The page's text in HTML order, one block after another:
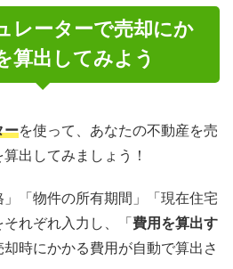
レーターで売却にか
算出してみよう
ーを使って、あなたの不動産を売
出してみましょう！
」「物件の所有期間」「現在住宅
れぞれ入力し、「 費用を算出す
却時にかかる費用が自動で算出さ